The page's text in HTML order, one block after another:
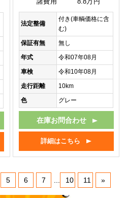
法定整備
付き(車輌価格に含
む)
保証有無
無し
年式
令和07年08月
車検
令和10年08月
走行距離
10km
色
グレー
在庫お問合わせ
詳細はこちら
5 6 7 10 11 »